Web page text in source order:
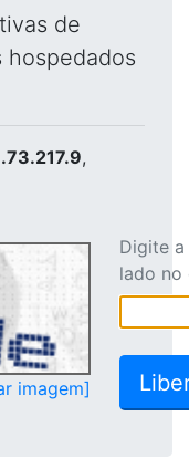
de
hospedados
,
imagem]
Digite
lado no